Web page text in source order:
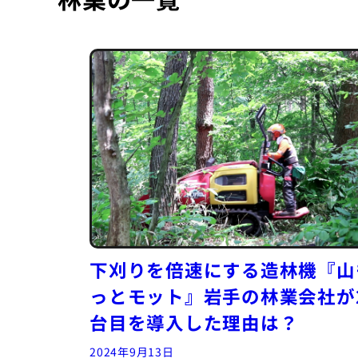
下刈りを倍速にする造林機『
っとモット』岩手の林業会社
台目を導入した理由は？
2024年9月13日